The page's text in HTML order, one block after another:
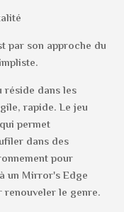
par son approche du
réside dans les
rapide. Le jeu
permet
dans des
pour
un Mirror's Edge
le genre.